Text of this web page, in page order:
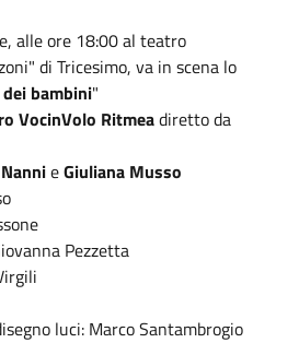
alle ore 18:00 al teatro
di Tricesimo, va in scena lo
bambini"
VocinVolo Ritmeadiretto da
eGiuliana Musso
Pezzetta
luci: Marco Santambrogio